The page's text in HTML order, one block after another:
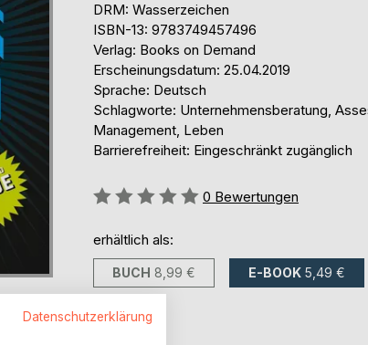
DRM: Wasserzeichen
ISBN-13: 9783749457496
Verlag: Books on Demand
Erscheinungsdatum: 25.04.2019
Sprache: Deutsch
Schlagworte: Unternehmensberatung,
Management, Leben
Barrierefreiheit: Eingeschränkt zugänglich
Bewertung::
0 Bewertungen
erhältlich als:
BUCH 8,99 € E-BOOK 5,49 €
Datenschutzerklärung